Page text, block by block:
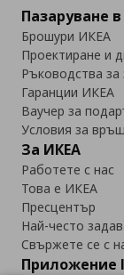
Пазаруване
Брошури ИКЕА
Проектиране и
Ръководства за
Гаранции ИКЕА
Ваучер за
Условия за
За ИКЕА
Работете с нас
Това е ИКЕА
Пресцентър
Най-често
Свържете се с
Приложение